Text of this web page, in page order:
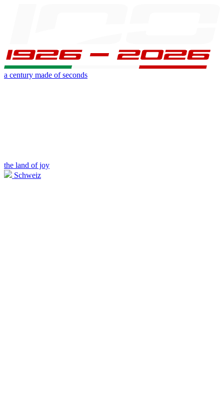
a century made of seconds
the land of joy
Schweiz